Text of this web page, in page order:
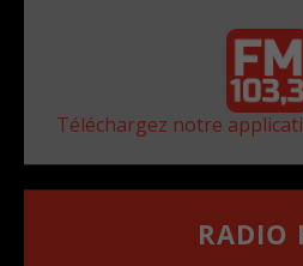
Téléchargez notre
RADIO